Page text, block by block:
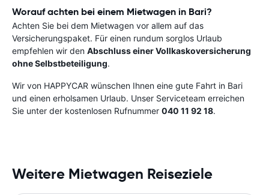
Worauf achten bei einem Mietwagen in Bari?
Achten Sie bei dem Mietwagen vor allem auf das
Versicherungspaket. Für einen rundum sorglos Urlaub
empfehlen wir den Abschluss einer Vollkaskoversicherung
ohne Selbstbeteiligung.
Wir von HAPPYCAR wünschen Ihnen eine gute Fahrt in Bari
und einen erholsamen Urlaub. Unser Serviceteam erreichen
Sie unter der kostenlosen Rufnummer 040 11 92 18.
Weitere Mietwagen Reiseziele